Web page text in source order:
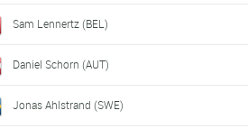
Sam Lennertz (BEL)
Daniel Schorn (AUT)
Jonas Ahlstrand (SWE)